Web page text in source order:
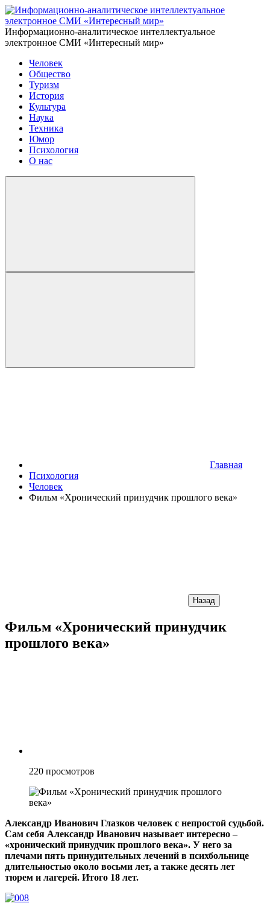
Информационно-аналитическое интеллектуальное
электронное СМИ «Интересный мир»
Человек
Общество
Туризм
История
Культура
Наука
Техника
Юмор
Психология
О нас
Главная
Психология
Человек
Фильм «Хронический принудчик прошлого века»
Назад
Фильм «Хронический принудчик
прошлого века»
220 просмотров
Александр Иванович Глазков человек с непростой судьбой.
Сам себя Александр Иванович называет интересно –
«хронический принудчик прошлого века». У него за
плечами пять принудительных лечений в психбольнице
длительностью около восьми лет, а также десять лет
тюрем и лагерей. Итого 18 лет.